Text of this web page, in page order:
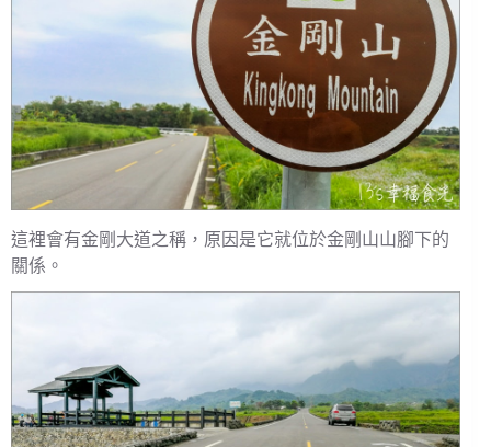
這裡會有金剛大道之稱，原因是它就位於金剛山山腳下的
關係。